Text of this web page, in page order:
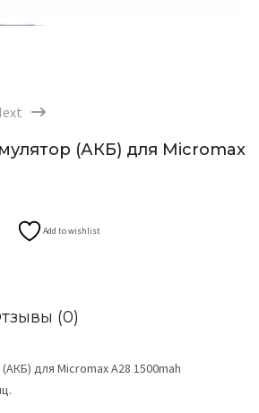
(АКБ) для Micromax
Add to wishlist
(0)
для Micromax A28 1500mah